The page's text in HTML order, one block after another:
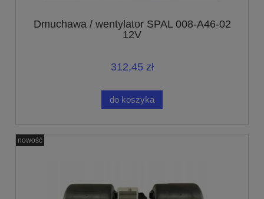
Dmuchawa / wentylator SPAL 008-A46-02
12V
312,45 zł
do koszyka
nowość